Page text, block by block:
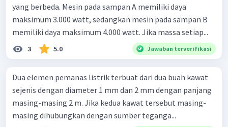
yang berbeda. Mesin pada sampan A memiliki daya
maksimum 3.000 watt, sedangkan mesin pada sampan B
memiliki daya maksimum 4.000 watt. Jika massa setiap...
3 5.0 Jawaban terverifikasi
Dua elemen pemanas listrik terbuat dari dua buah kawat
sejenis dengan diameter 1 mm dan 2 mm dengan panjang
masing-masing 2 m. Jika kedua kawat tersebut masing-
masing dihubungkan dengan sumber teganga...